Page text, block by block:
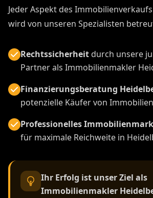
Jeder Aspekt des
wird von unseren Spezialisten
Rechtssicherheitdurch unsere
Partner als Immobilienmakler
Finanzierungsberatung
potenzielle Käufer von
Professionelles
für maximale Reichweite in
Ihr Erfolg ist unser Ziel als
Immobilienmakler